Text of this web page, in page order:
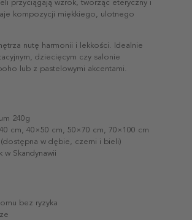
przyciągają wzrok, tworząc eteryczny i
kompozycji miękkiego, ulotnego
nutę harmonii i lekkości. Idealnie
dziecięcym czy salonie
lub z pastelowymi akcentami.
240g
cm, 40×50 cm, 50×70 cm, 70×100 cm
w dębie, czerni i bieli)
w Skandynawii
bez ryzyka